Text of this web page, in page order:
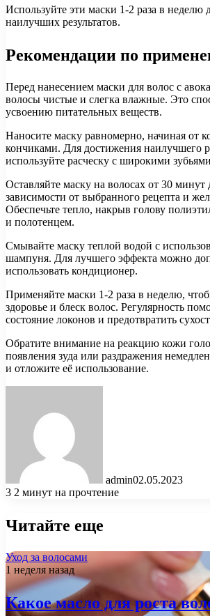
Используйте эти маски 1-2 раза в неделю
наилучших результатов.
Рекомендации по
Перед нанесением маски для волос с
волосы чистые и слегка влажные. Это
усвоению питательных веществ.
Наносите маску равномерно, начиная от
кончиками. Для достижения наилучшего
используйте расческу с широкими
Оставляйте маску на волосах от 30 минут
зависимости от выбранного рецепта и
Обеспечьте тепло, накрыв голову
и полотенцем.
Смывайте маску теплой водой с
шампуня. Для лучшего эффекта можно
использовать кондиционер.
Применяйте маски 1-2 раза в неделю,
здоровье и блеск волос. Регулярность
состояние локонов и предотвратить
Обратите внимание на реакцию кожи
появления зуда или раздражения
и отложите её использование.
admin02.05.2023
3 2 минут на прочтение
Читайте еще
Уход за волосами
1 неделя назад
Какое масло для роста